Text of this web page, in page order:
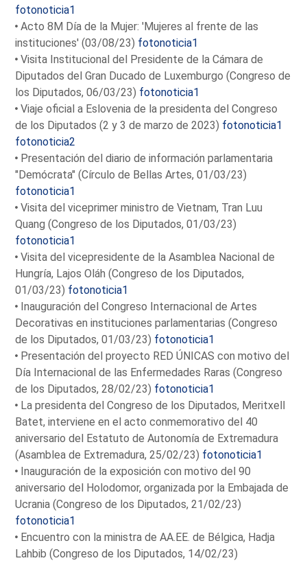
fotonoticia1
Acto 8M Día de la Mujer: 'Mujeres al frente de las
instituciones' (03/08/23) fotonoticia1
Visita Institucional del Presidente de la Cámara de
Diputados del Gran Ducado de Luxemburgo (Congreso de
los Diputados, 06/03/23) fotonoticia1
Viaje oficial a Eslovenia de la presidenta del Congreso
de los Diputados (2 y 3 de marzo de 2023) fotonoticia1
fotonoticia2
Presentación del diario de información parlamentaria
"Demócrata" (Círculo de Bellas Artes, 01/03/23)
fotonoticia1
Visita del viceprimer ministro de Vietnam, Tran Luu
Quang (Congreso de los Diputados, 01/03/23)
fotonoticia1
Visita del vicepresidente de la Asamblea Nacional de
Hungría, Lajos Oláh (Congreso de los Diputados,
01/03/23) fotonoticia1
Inauguración del Congreso Internacional de Artes
Decorativas en instituciones parlamentarias (Congreso
de los Diputados, 01/03/23) fotonoticia1
Presentación del proyecto RED ÚNICAS con motivo del
Día Internacional de las Enfermedades Raras (Congreso
de los Diputados, 28/02/23) fotonoticia1
La presidenta del Congreso de los Diputados, Meritxell
Batet, interviene en el acto conmemorativo del 40
aniversario del Estatuto de Autonomía de Extremadura
(Asamblea de Extremadura, 25/02/23) fotonoticia1
Inauguración de la exposición con motivo del 90
aniversario del Holodomor, organizada por la Embajada de
Ucrania (Congreso de los Diputados, 21/02/23)
fotonoticia1
Encuentro con la ministra de AA.EE. de Bélgica, Hadja
Lahbib (Congreso de los Diputados, 14/02/23)